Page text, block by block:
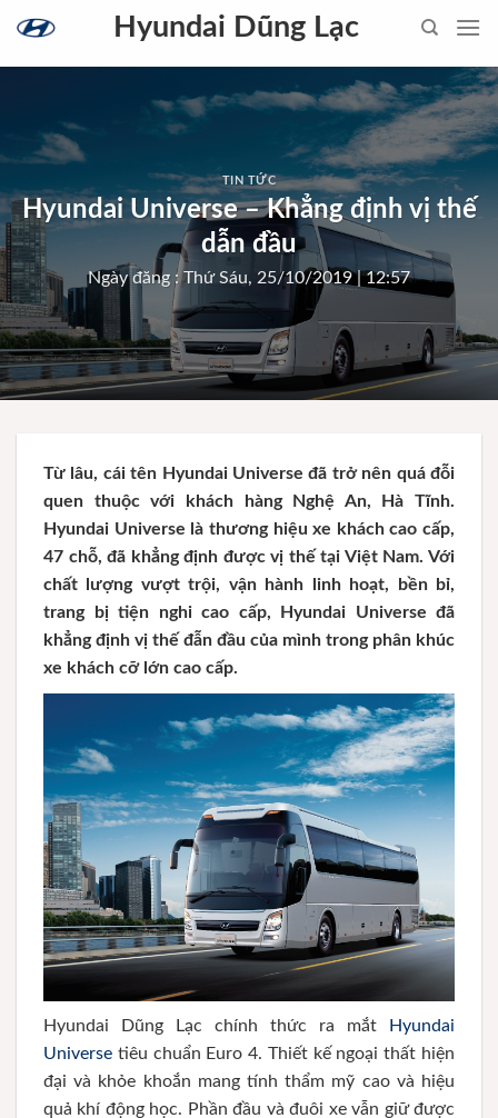
content
Hyundai Dũng Lạc
TIN TỨC
Hyundai Universe – Khẳng định vị thế
dẫn đầu
Ngày đăng : Thứ Sáu, 25/10/2019 | 12:57
Từ lâu, cái tên Hyundai Universe đã trở nên quá đỗi
quen thuộc với khách hàng Nghệ An, Hà Tĩnh.
Hyundai Universe là thương hiệu xe khách cao cấp,
47 chỗ, đã khẳng định được vị thế tại Việt Nam. Với
chất lượng vượt trội, vận hành linh hoạt, bền bỉ,
trang bị tiện nghi cao cấp, Hyundai Universe đã
khẳng định vị thế đẫn đầu của mình trong phân khúc
xe khách cỡ lớn cao cấp.
Hyundai Dũng Lạc chính thức ra mắt Hyundai
Universe tiêu chuẩn Euro 4. Thiết kế ngoại thất hiện
đại và khỏe khoắn mang tính thẩm mỹ cao và hiệu
quả khí động học. Phần đầu và đuôi xe vẫn giữ được